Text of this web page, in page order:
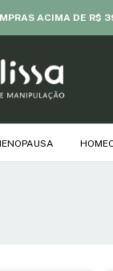
ACIMA DE R$